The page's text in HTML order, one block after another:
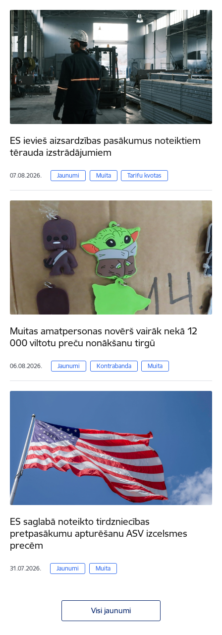
ES ievieš aizsardzības pasākumus noteiktiem
tērauda izstrādājumiem
07.08.2026. Jaunumi Muita Tarifu kvotas
Muitas amatpersonas novērš vairāk nekā 12
000 viltotu preču nonākšanu tirgū
06.08.2026. Jaunumi Kontrabanda Muita
ES saglabā noteikto tirdzniecības
pretpasākumu apturēšanu ASV izcelsmes
precēm
31.07.2026. Jaunumi Muita
Visi jaunumi